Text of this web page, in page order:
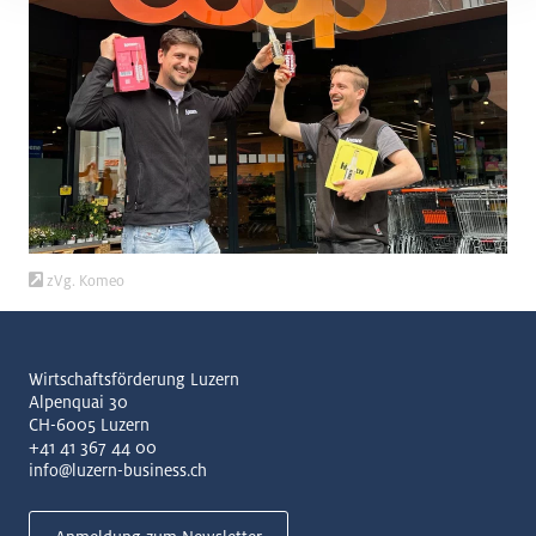
zVg. Komeo
Wirtschaftsförderung Luzern
Alpenquai 30
CH-6005 Luzern
+41 41 367 44 00
info@luzern-business.ch